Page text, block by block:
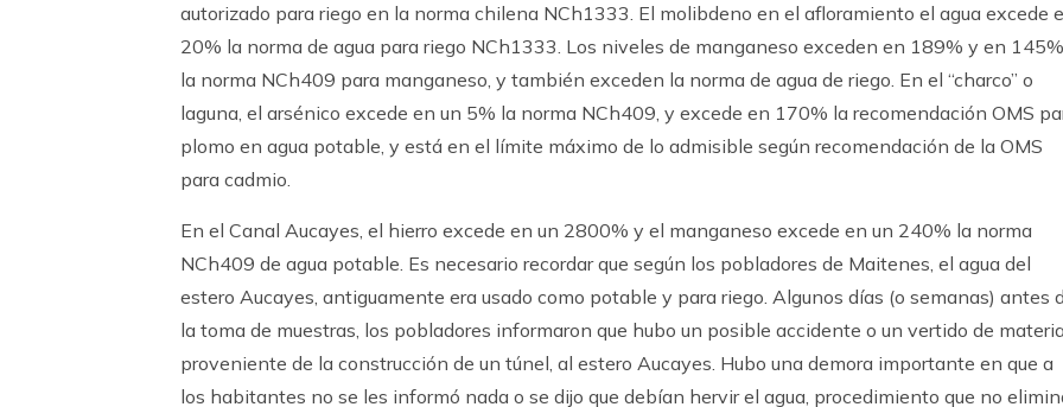
autorizado para riego en la norma chilena NCh1333. El molibdeno en el afloramiento el agua excede
20% la norma de agua para riego NCh1333. Los niveles de manganeso exceden en 189% y en 145%
la norma NCh409 para manganeso, y también exceden la norma de agua de riego. En el “charco” o
laguna, el arsénico excede en un 5% la norma NCh409, y excede en 170% la recomendación OMS
plomo en agua potable, y está en el límite máximo de lo admisible según recomendación de la OMS
para cadmio.
En el Canal Aucayes, el hierro excede en un 2800% y el manganeso excede en un 240% la norma
NCh409 de agua potable. Es necesario recordar que según los pobladores de Maitenes, el agua del
estero Aucayes, antiguamente era usado como potable y para riego. Algunos días (o semanas) antes
la toma de muestras, los pobladores informaron que hubo un posible accidente o un vertido de
proveniente de la construcción de un túnel, al estero Aucayes. Hubo una demora importante en que a
los habitantes no se les informó nada o se dijo que debían hervir el agua, procedimiento que no